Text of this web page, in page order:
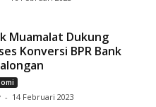
Muamalat Dukung
Konversi BPR Bank
- 14 Februari 2023